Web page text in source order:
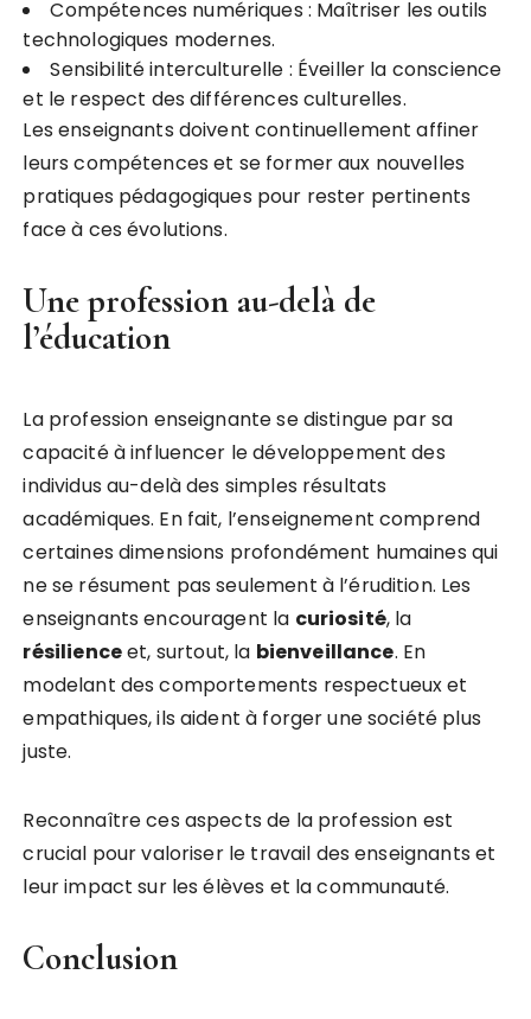
Compétences numériques : Maîtriser les outils
technologiques modernes.
Sensibilité interculturelle : Éveiller la conscience
et le respect des différences culturelles.
Les enseignants doivent continuellement affiner
leurs compétences et se former aux nouvelles
pratiques pédagogiques pour rester pertinents
face à ces évolutions.
Une profession au-delà de
l’éducation
La profession enseignante se distingue par sa
capacité à influencer le développement des
individus au-delà des simples résultats
académiques. En fait, l’enseignement comprend
certaines dimensions profondément humaines qui
ne se résument pas seulement à l’érudition. Les
enseignants encouragent la curiosité, la
résilienceet, surtout, la bienveillance. En
modelant des comportements respectueux et
empathiques, ils aident à forger une société plus
juste.
Reconnaître ces aspects de la profession est
crucial pour valoriser le travail des enseignants et
leur impact sur les élèves et la communauté.
Conclusion